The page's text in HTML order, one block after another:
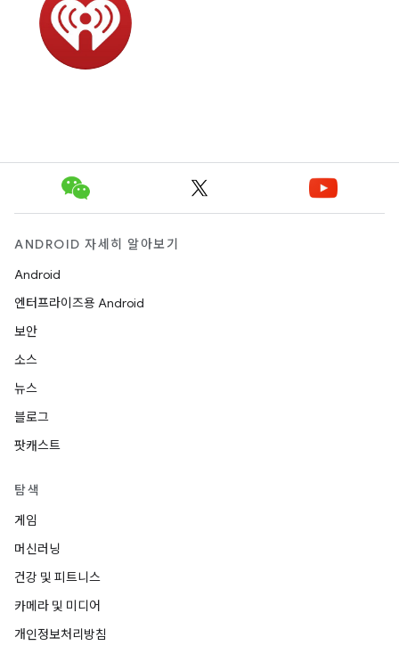
ANDROID 자세히 알아보기
Android
엔터프라이즈용 Android
보안
소스
뉴스
블로그
팟캐스트
탐색
게임
머신러닝
건강 및 피트니스
카메라 및 미디어
개인정보처리방침